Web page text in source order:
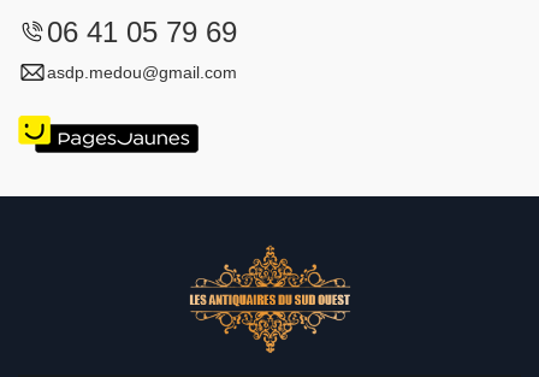
06 41 05 79 69
asdp.medou@gmail.com